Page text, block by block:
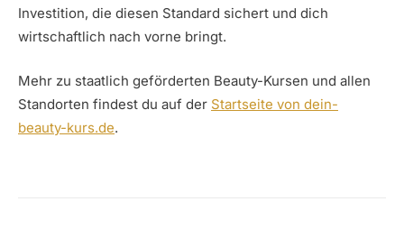
Investition, die diesen Standard sichert und dich
wirtschaftlich nach vorne bringt.
Mehr zu staatlich geförderten Beauty-Kursen und allen
Standorten findest du auf der Startseite von dein-
beauty-kurs.de.